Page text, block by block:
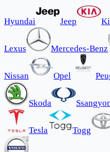
Hyundai Jeep
Lexus Mercedes-Benz
Nissan Opel
Skoda
Tesla Togg